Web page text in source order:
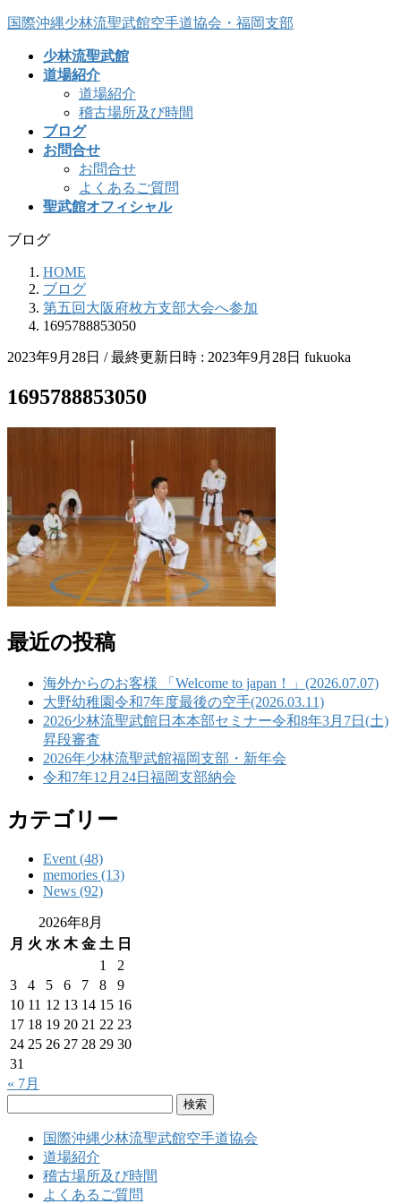
コ
ナ
国際沖縄少林流聖武館空手道協会・福岡支部
少林流聖武館
道場紹介
道場紹介
稽古場所及び時間
ブログ
お問合せ
お問合せ
よくあるご質問
聖武館オフィシャル
ブログ
HOME
ブログ
第五回大阪府枚方支部大会へ参加
1695788853050
2023年9月28日 / 最終更新日時 : 2023年9月28日 fukuoka
1695788853050
最近の投稿
海外からのお客様 「Welcome to japan！」(2026.07.07)
大野幼稚園令和7年度最後の空手(2026.03.11)
2026少林流聖武館日本本部セミナー令和8年3月7日(土)
昇段審査
2026年少林流聖武館福岡支部・新年会
令和7年12月24日福岡支部納会
カテゴリー
Event (48)
memories (13)
News (92)
2026年8月
月 火 水 木 金 土 日
1
2
3
4 5 6 7 8
9
10 11 12 13 14 15 16
17 18 19 20 21 22 23
24 25 26 27 28 29 30
31
« 7月
国際沖縄少林流聖武館空手道協会
道場紹介
稽古場所及び時間
よくあるご質問